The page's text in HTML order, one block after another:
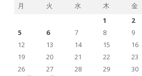
月
火 水 木 金
1
2
5
6 7 8 9
12
13 14 15 16
19
20 21 22 23
26
27 28 29 30